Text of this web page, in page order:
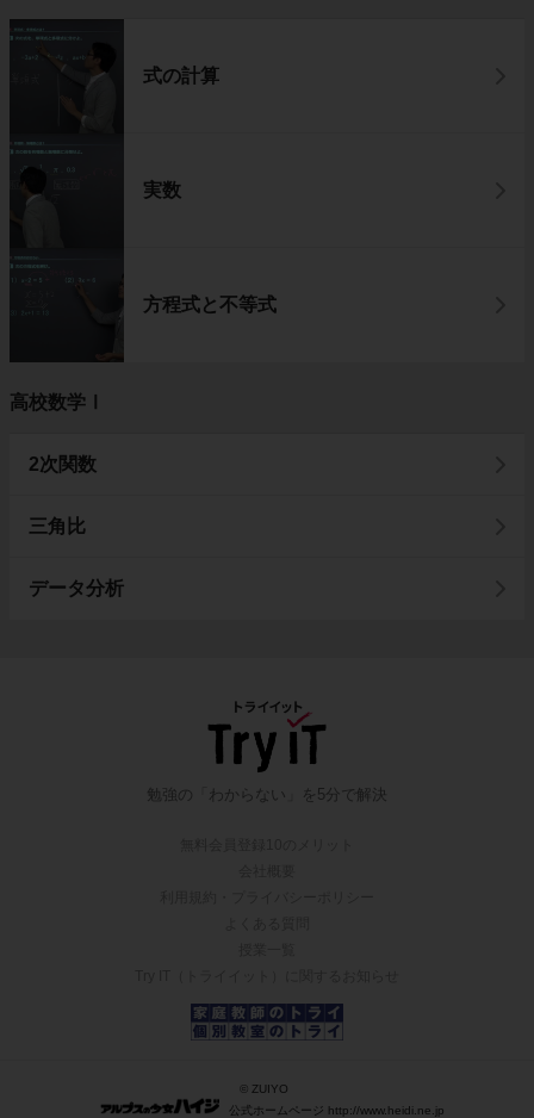
式の計算
実数
方程式と不等式
高校数学Ⅰ
2次関数
三角比
データ分析
勉強の「わからない」を5分で解決
© ZUIYO
公式ホームページ http://www.heidi.ne.jp